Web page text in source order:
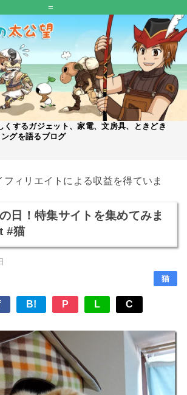
=
くするガジェット、家電、文房具、ときどき
グを語るブログ
ィリエイトによる収益を得ていま
日！特集サイトを集めてみま
#猫
猫
B! P L C